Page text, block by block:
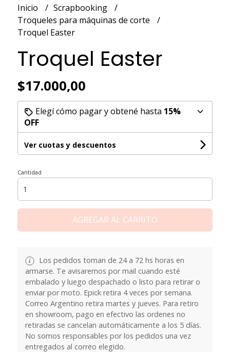
Inicio
Scrapbooking
Troqueles para máquinas de corte
Troquel Easter
Troquel Easter
$17.000,00
Elegí cómo pagar y obtené hasta 15%
OFF
Ver cuotas y descuentos
Cantidad
AGREGAR AL CARRITO
Los pedidos toman de 24 a 72 hs horas en
armarse. Te avisaremos por mail cuando esté
embalado y luego despachado o listo para retirar o
enviar por moto. Epick retira 4 veces por semana.
Correo Argentino retira martes y jueves. Para retiro
en showroom, pago en efectivo las ordenes no
retiradas se cancelan automáticamente a los 5 días.
No somos responsables por los pedidos una vez
entregados al correo elegido.